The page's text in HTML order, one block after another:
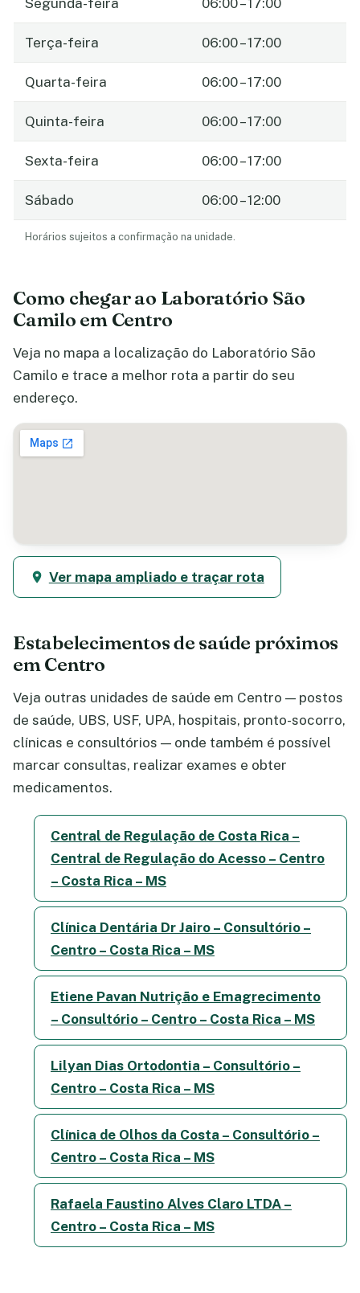
Terça-feira 06:00 – 17:00
Quarta-feira 06:00 – 17:00
Quinta-feira 06:00 – 17:00
Sexta-feira 06:00 – 17:00
Sábado 06:00 – 12:00
Horários sujeitos a confirmação na unidade.
Como chegar ao Laboratório São
Camilo em Centro
Veja no mapa a localização do Laboratório São
Camilo e trace a melhor rota a partir do seu
endereço.
Ver mapa ampliado e traçar rota
Estabelecimentos de saúde próximos
em Centro
Veja outras unidades de saúde em Centro — postos
de saúde, UBS, USF, UPA, hospitais, pronto-socorro,
clínicas e consultórios — onde também é possível
marcar consultas, realizar exames e obter
medicamentos.
Central de Regulação de Costa Rica –
Central de Regulação do Acesso – Centro
– Costa Rica – MS
Clínica Dentária Dr Jairo – Consultório –
Centro – Costa Rica – MS
Etiene Pavan Nutrição e Emagrecimento
– Consultório – Centro – Costa Rica – MS
Lilyan Dias Ortodontia – Consultório –
Centro – Costa Rica – MS
Clínica de Olhos da Costa – Consultório –
Centro – Costa Rica – MS
Rafaela Faustino Alves Claro LTDA –
Centro – Costa Rica – MS